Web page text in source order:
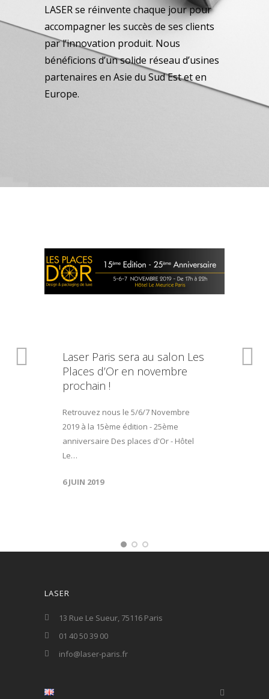
LASER se réinvente chaque jour pour
accompagner les succès de ses clients
par l’innovation produit. Nous
bénéficions d’un solide réseau d’usines
partenaires en Asie du Sud Est et en
Europe.
Laser Paris sera au salon Les
Places d’Or en novembre
prochain !
Retrouvez nous le 5/6/7 Novembre
2019 à la 15ème édition - 25ème
anniversaire Des places d'Or - Hôtel
Le…
6 JUIN 2019
LASER
13 Rue Le Sueur, 75116 Paris
01 40 50 39 00
info@laser-paris.fr